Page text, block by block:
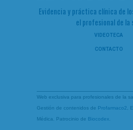
Evidencia y práctica clínica de
el profesional de la
VIDEOTECA
CONTACTO
Web exclusiva para profesionales de la
Gestión de contenidos de Profarmaco2 ,
Médica. Patrocinio de Biocodex